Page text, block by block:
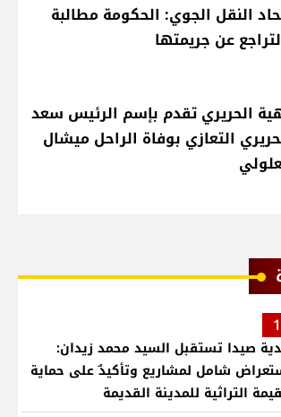
النقل الجوي: الحكومة مطالبة
عن جريمتها
الحريري تقدم بإسم الرئيس سعد
التعازي بوفاة الراحل ميشال
1
صيدا تستقبل السيد محمد زيدان:
شامل لمشاريع وتأكيدٌ على حماية
التراثية للمدينة القديمة